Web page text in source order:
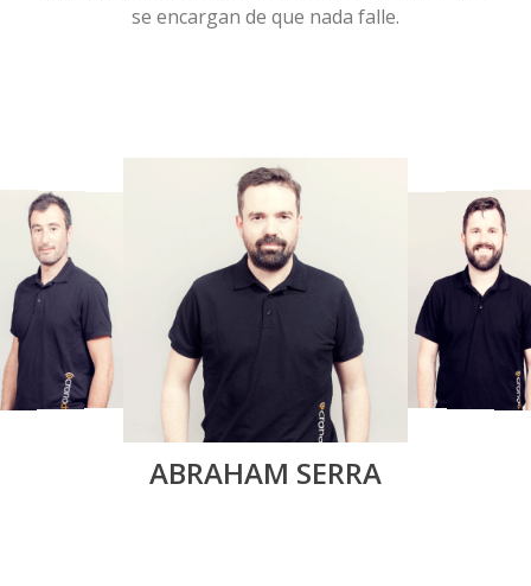
se encargan de que nada falle.
ABRAHAM SERRA